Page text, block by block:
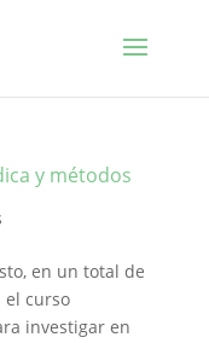
y métodos
en un total de
el curso
investigar en